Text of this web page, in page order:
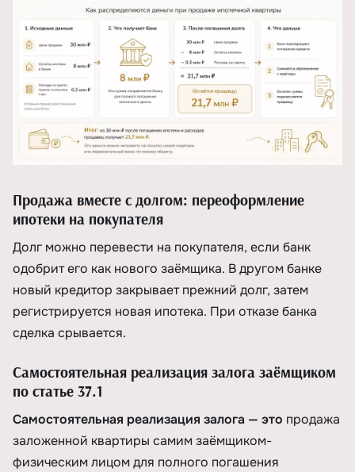
Продажа вместе с долгом: переоформление
ипотеки на покупателя
Долг можно перевести на покупателя, если банк
одобрит его как нового заёмщика. В другом банке
новый кредитор закрывает прежний долг, затем
регистрируется новая ипотека. При отказе банка
сделка срывается.
Самостоятельная реализация залога заёмщиком
по статье 37.1
Самостоятельная реализация залога — это продажа
заложенной квартиры самим заёмщиком-
физическим лицом для полного погашения